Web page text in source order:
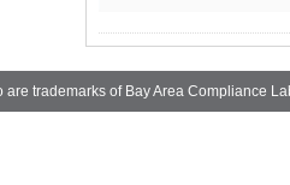
are trademarks of Bay Area